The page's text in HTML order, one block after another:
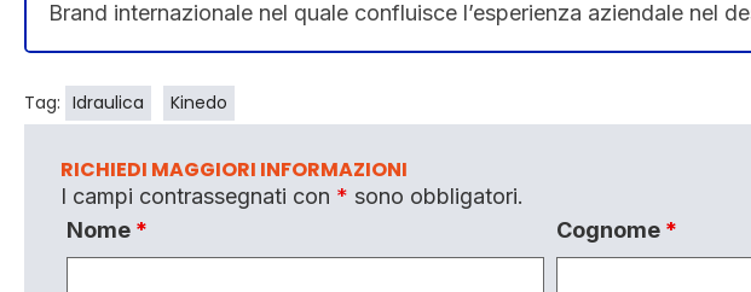
Brand internazionale nel quale confluisce l’esperienza aziendale nel
Tag: Idraulica Kinedo
RICHIEDI MAGGIORI INFORMAZIONI
I campi contrassegnati con * sono obbligatori.
Nome * Cognome *